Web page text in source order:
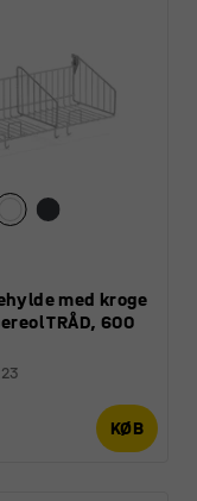
med kroge
TRÅD, 600
KØB